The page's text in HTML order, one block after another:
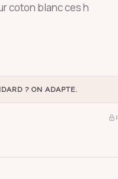
coton blanc ces h
? ON ADAPTE.